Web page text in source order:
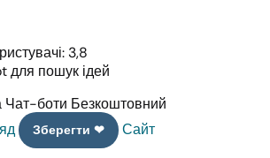
3,8
для пошук ідей
Чат-боти Безкоштовний
Зберегти ❤ Сайт